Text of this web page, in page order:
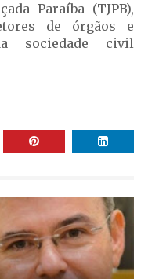
Paraíba (TJPB),
de órgãos e
sociedade civil